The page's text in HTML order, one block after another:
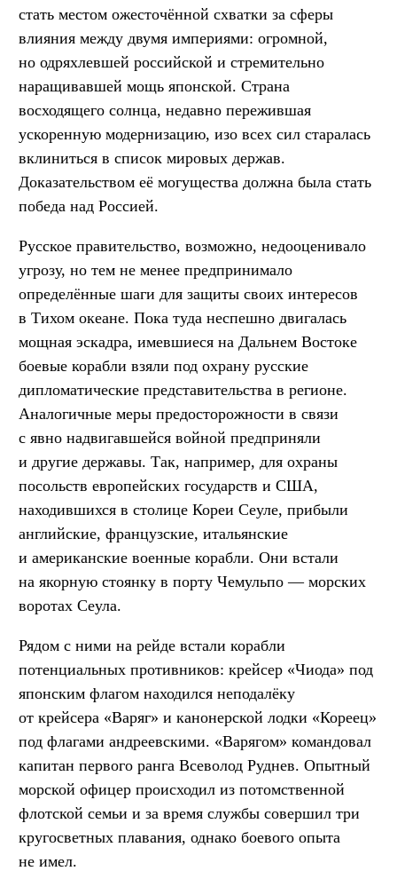
стать местом ожесточённой схватки за сферы
влияния между двумя империями: огромной,
но одряхлевшей российской и стремительно
наращивавшей мощь японской. Страна
восходящего солнца, недавно пережившая
ускоренную модернизацию, изо всех сил старалась
вклиниться в список мировых держав.
Доказательством её могущества должна была стать
победа над Россией.
Русское правительство, возможно, недооценивало
угрозу, но тем не менее предпринимало
определённые шаги для защиты своих интересов
в Тихом океане. Пока туда неспешно двигалась
мощная эскадра, имевшиеся на Дальнем Востоке
боевые корабли взяли под охрану русские
дипломатические представительства в регионе.
Аналогичные меры предосторожности в связи
с явно надвигавшейся войной предприняли
и другие державы. Так, например, для охраны
посольств европейских государств и США,
находившихся в столице Кореи Сеуле, прибыли
английские, французские, итальянские
и американские военные корабли. Они встали
на якорную стоянку в порту Чемульпо — морских
воротах Сеула.
Рядом с ними на рейде встали корабли
потенциальных противников: крейсер «Чиода» под
японским флагом находился неподалёку
от крейсера «Варяг» и канонерской лодки «Кореец»
под флагами андреевскими. «Варягом» командовал
капитан первого ранга Всеволод Руднев. Опытный
морской офицер происходил из потомственной
флотской семьи и за время службы совершил три
кругосветных плавания, однако боевого опыта
не имел.